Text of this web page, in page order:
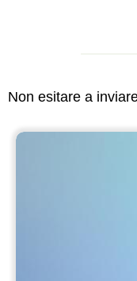
Non esitare a